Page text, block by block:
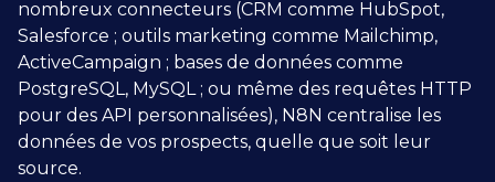
nombreux connecteurs (CRM comme HubSpot,
Salesforce ; outils marketing comme Mailchimp,
ActiveCampaign ; bases de données comme
PostgreSQL, MySQL ; ou même des requêtes HTTP
pour des API personnalisées), N8N centralise les
données de vos prospects, quelle que soit leur
source.